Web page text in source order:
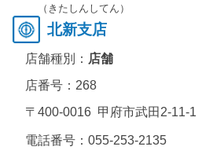
（きたしんしてん）
北新支店
店舗種別： 店舗
店番号：268
〒400-0016 甲府市武田2-11-1
電話番号： 055-253-2135